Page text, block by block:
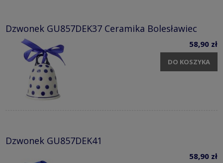
Dzwonek GU857DEK37 Ceramika Bolesławiec
58,90 zł
DO KOSZYKA
Dzwonek GU857DEK41
58,90 zł